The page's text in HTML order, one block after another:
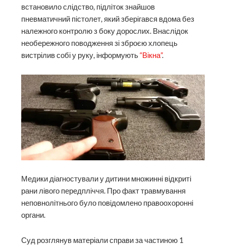
встановило слідство, підліток знайшов
пневматичний пістолет, який зберігався вдома без
належного контролю з боку дорослих. Внаслідок
необережного поводження зі зброєю хлопець
вистрілив собі у руку, інформують“Вікна”.
Медики діагностували у дитини множинні відкриті
рани лівого передпліччя. Про факт травмування
неповнолітнього було повідомлено правоохоронні
органи.
Суд розглянув матеріали справи за частиною 1